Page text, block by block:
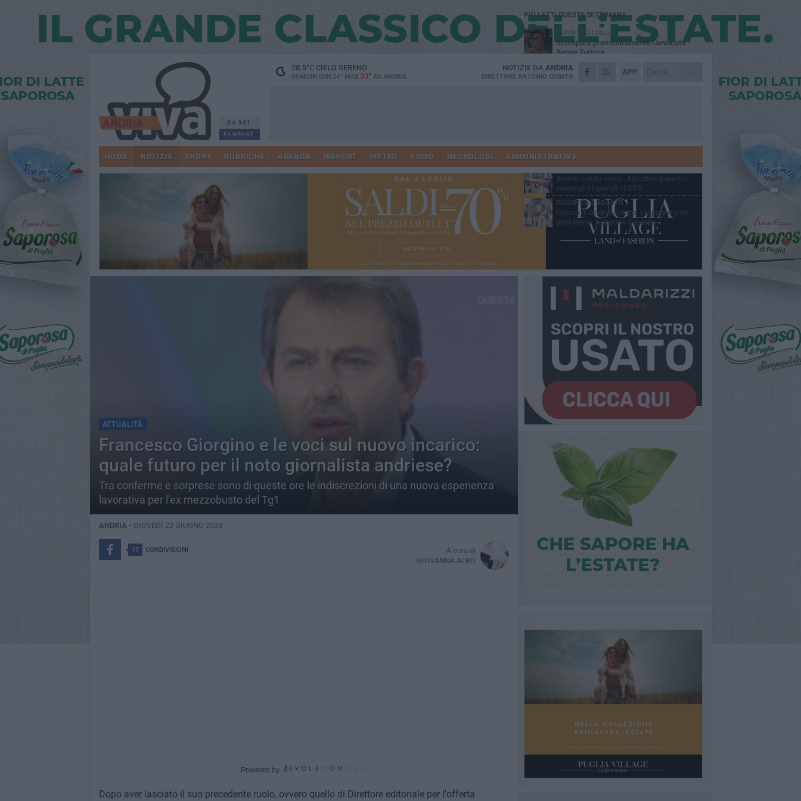
34.941
FANPAGE
28.5°CCIELO SERENO
DOMANI MIN 24° MAX 33° AD ANDRIA
APP
NOTIZIE DA ANDRIA
DIRETTORE ANTONIO QUINTO
HOME NOTIZIE SPORT RUBRICHE AGENDA IREPORT METEO VIDEO NECROLOGI AMMINISTRATIVE
ATTUALITÀ
Francesco Giorgino e le voci sul nuovo incarico:
quale futuro per il noto giornalista andriese?
Tra conferme e sorprese sono di queste ore le indiscrezioni di una nuova esperienza
lavorativa per l’ex mezzobusto del Tg1
ANDRIA - GIOVEDÌ 22 GIUGNO 2023
17 CONDIVISIONI
A cura di
GIOVANNA ALBO
Powered by
Dopo aver lasciato il suo precedente ruolo, ovvero quello di Direttore editoriale per l'offerta
PIÙ LETTI QUESTA SETTIMANA
GIOVEDÌ 30 LUGLIO
Scompare prematuramente l'avvocato
Beppe Tortora
MARTEDÌ 4 AGOSTO
Cattivo odore dall’abitazione, la macabra
"3 vite. 2 impegni. 1 strada": ad Andria
l'evento per ricordare Sandro, Antonio e
MARTEDÌ 4 AGOSTO
DOMENICA 2 AGOSTO
Chiesa di Andria in lutto, si spegne a 86
anni Mons. Agostino Superbo